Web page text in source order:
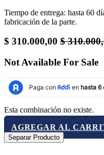
Tiempo de entrega: hasta 60
fabricación de la parte.
$ 310.000,00 $
Not Available For Sale
Esta combinación no existe.
AGREGAR AL
Separar Producto